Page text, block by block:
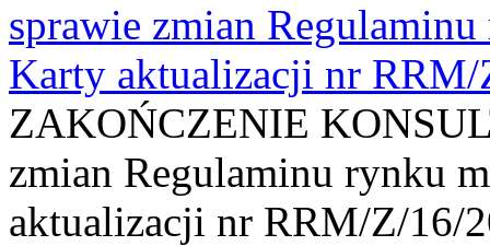
sprawie zmian
Karty aktualizacji nr
ZAKOŃCZENIE
zmian Regulaminu rynku
aktualizacji nr RRM/Z/16/